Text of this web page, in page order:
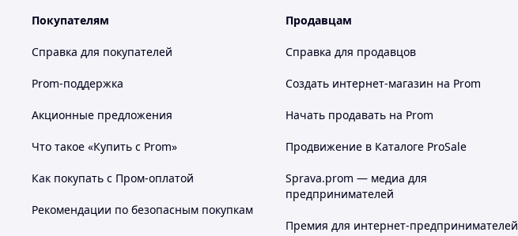
Покупателям
Справка для покупателей
Prom-поддержка
Акционные предложения
Что такое «Купить с Prom»
Как покупать с Пром-оплатой
Рекомендации по безопасным покупкам
Продавцам
Справка для продавцов
Создать интернет-магазин на Prom
Начать продавать на Prom
Продвижение в Каталоге ProSale
Sprava.prom — медиа для
предпринимателей
Премия для интернет-предпринимателей